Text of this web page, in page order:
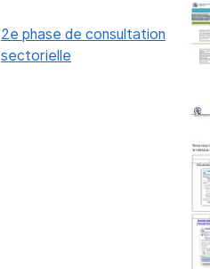
2e phase de consultation
sectorielle